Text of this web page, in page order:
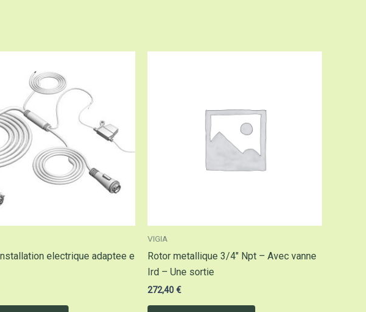
electrique adaptee e
VIGIA
Rotor metallique 3/4″ Npt – Avec vanne
Ird – Une sortie
272,40 €